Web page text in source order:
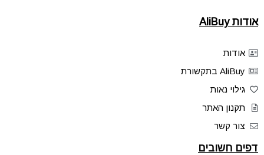
אודות AliBuy
אודות
AliBuy בתקשורת
גילוי נאות
תקנון האתר
צור קשר
דפים חשובים